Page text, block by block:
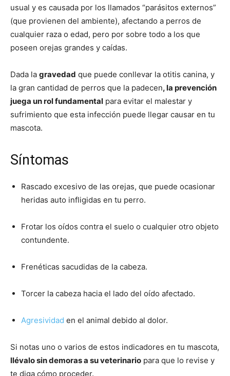
Perros
Fotos
Cachorros
usual y es causada por los llamados “parásitos externos”
(que provienen del ambiente), afectando a perros de
cualquier raza o edad, pero por sobre todo a los que
poseen orejas grandes y caídas.
Dada la gravedad que puede conllevar la otitis canina, y
la gran cantidad de perros que la padecen, la prevención
juega un rol fundamental para evitar el malestar y
sufrimiento que esta infección puede llegar causar en tu
mascota.
Síntomas
Rascado excesivo de las orejas, que puede ocasionar
heridas auto infligidas en tu perro.
Frotar los oídos contra el suelo o cualquier otro objeto
contundente.
Frenéticas sacudidas de la cabeza.
Torcer la cabeza hacia el lado del oído afectado.
Agresividad en el animal debido al dolor.
Si notas uno o varios de estos indicadores en tu mascota,
llévalo sin demoras a su veterinario para que lo revise y
te diga cómo proceder.